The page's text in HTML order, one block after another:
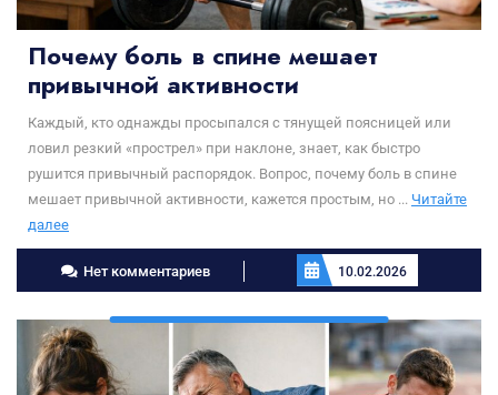
Почему боль в спине мешает
привычной активности
Каждый, кто однажды просыпался с тянущей поясницей или
ловил резкий «прострел» при наклоне, знает, как быстро
рушится привычный распорядок. Вопрос, почему боль в спине
мешает привычной активности, кажется простым, но ... Читайте
далееЧитайте
далее
Нет комментариев
10.02.2026